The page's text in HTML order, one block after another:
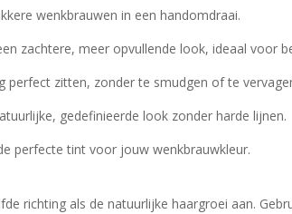
wenkbrauwen in een handomdraai.
zachtere, meer opvullende look, ideaal voor
perfect zitten, zonder te smudgen of te
gedefinieerde look zonder harde lijnen.
perfecte tint voor jouw wenkbrauwkleur.
richting als de natuurlijke haargroei aan.